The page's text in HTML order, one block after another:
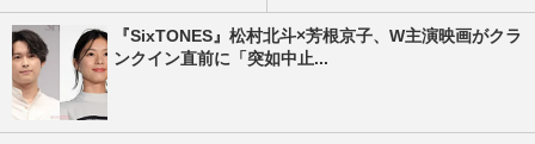
『SixTONES』松村北斗×芳根京子、W主演映画がクラ
ンクイン直前に「突如中止...